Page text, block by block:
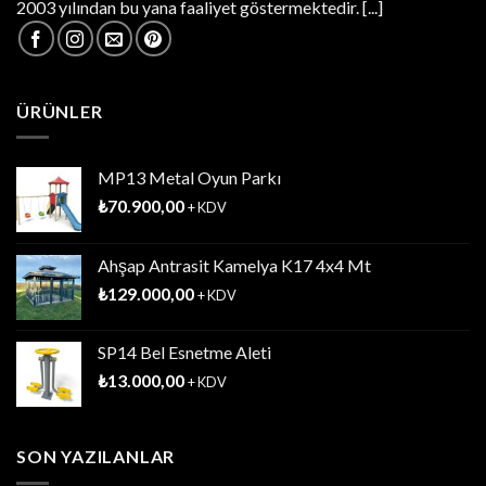
2003 yılından bu yana faaliyet göstermektedir.[...]
ÜRÜNLER
MP13 Metal Oyun Parkı
₺70.900,00+ KDV
Ahşap Antrasit Kamelya K17 4x4 Mt
₺129.000,00+ KDV
SP14 Bel Esnetme Aleti
₺13.000,00+ KDV
SON YAZILANLAR